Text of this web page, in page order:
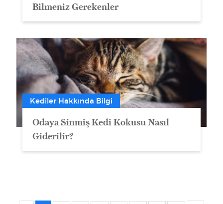
Bilmeniz Gerekenler
Kediler Hakkında Bilgi
Odaya Sinmiş Kedi Kokusu Nasıl
Giderilir?